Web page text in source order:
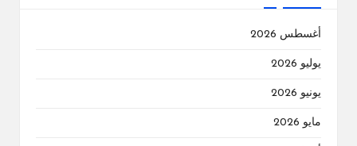
أغسطس 2026
يوليو 2026
يونيو 2026
مايو 2026